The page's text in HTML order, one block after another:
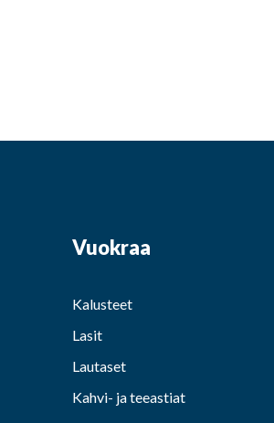
Vuokraa
Kalusteet
Lasit
Lautaset
Kahvi- ja teeastiat